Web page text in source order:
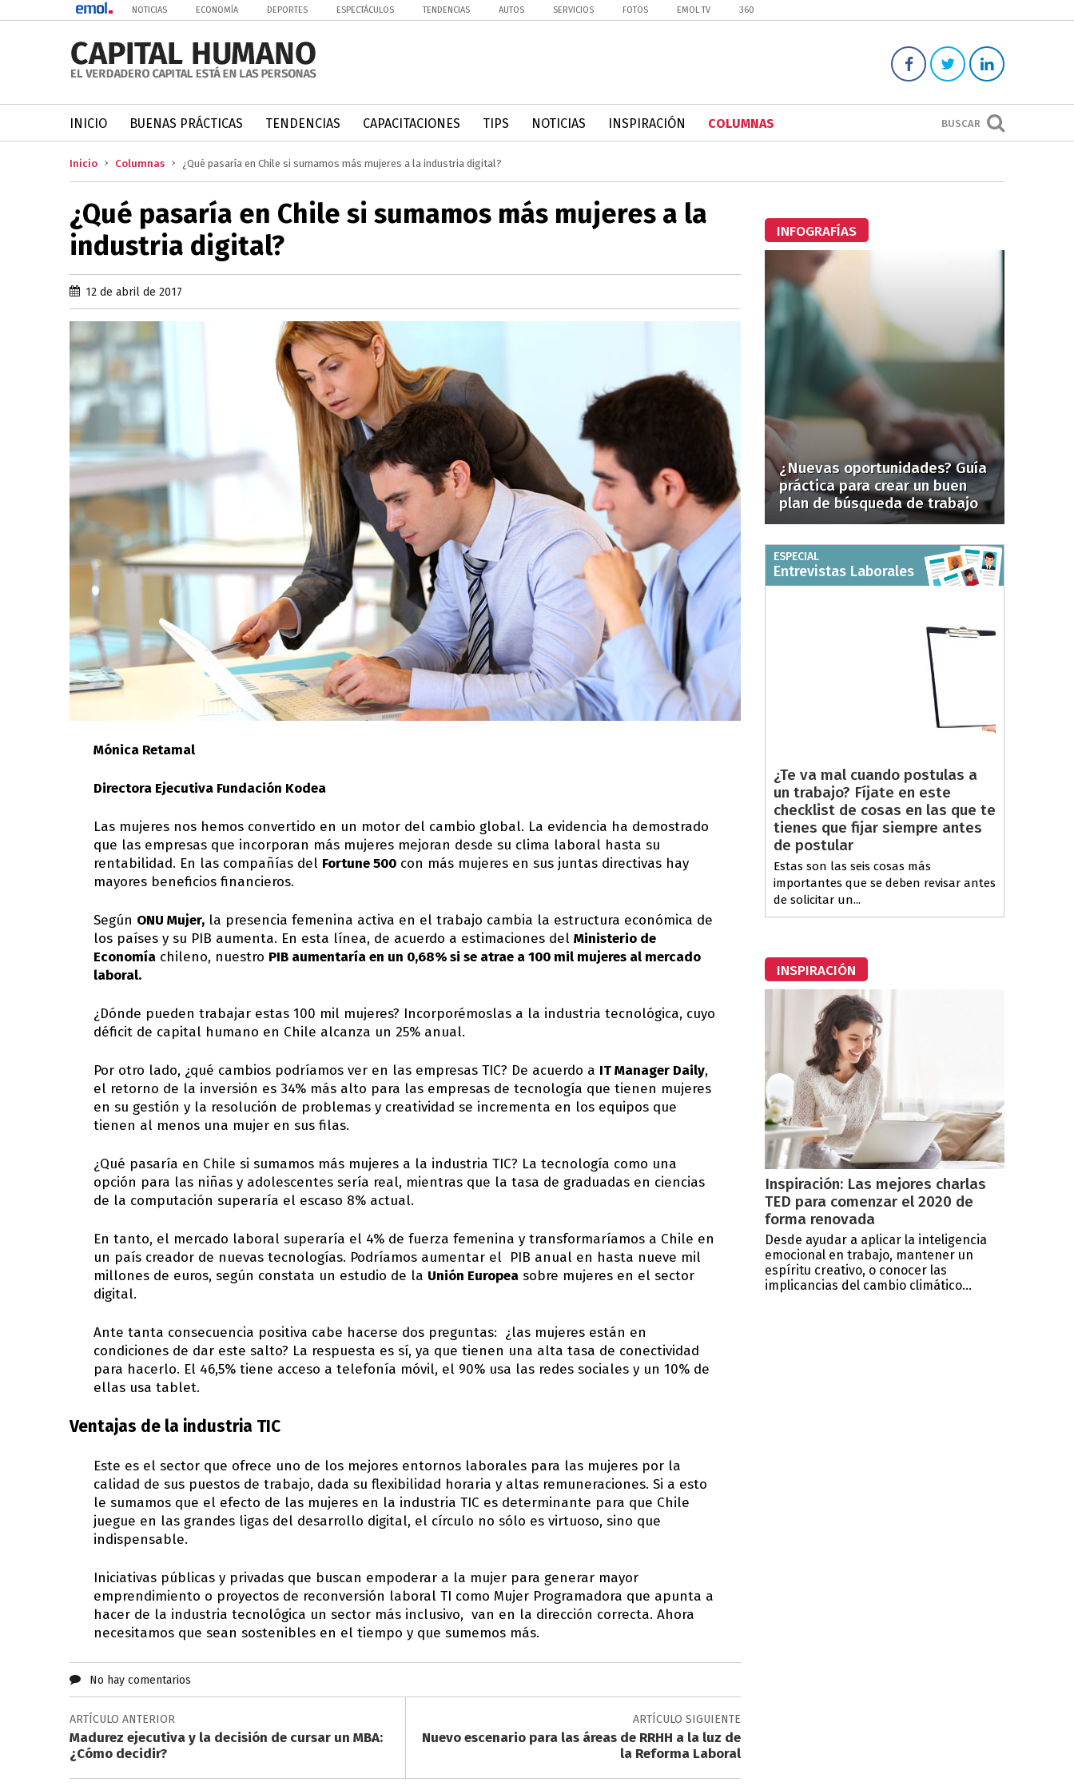
NOTICIAS ECONOMÍA DEPORTES ESPECTÁCULOS TENDENCIAS AUTOS SERVICIOS FOTOS EMOL TV 360
BUSCAR
INICIO BUENAS PRÁCTICAS TENDENCIAS CAPACITACIONES TIPS NOTICIAS INSPIRACIÓN COLUMNAS
Inicio Columnas ¿Qué pasaría en Chile si sumamos más mujeres a la industria digital?
¿Qué pasaría en Chile si sumamos más mujeres a la
industria digital?
12 de abril de 2017
Mónica Retamal
Directora Ejecutiva Fundación Kodea
Las mujeres nos hemos convertido en un motor del cambio global. La evidencia ha demostrado
que las empresas que incorporan más mujeres mejoran desde su clima laboral hasta su
rentabilidad. En las compañías del Fortune 500 con más mujeres en sus juntas directivas hay
mayores beneficios financieros.
Según ONU Mujer, la presencia femenina activa en el trabajo cambia la estructura económica de
los países y su PIB aumenta. En esta línea, de acuerdo a estimaciones del Ministerio de
Economía chileno, nuestro PIB aumentaría en un 0,68% si se atrae a 100 mil mujeres al mercado
laboral.
¿Dónde pueden trabajar estas 100 mil mujeres? Incorporémoslas a la industria tecnológica, cuyo
déficit de capital humano en Chile alcanza un 25% anual.
Por otro lado, ¿qué cambios podríamos ver en las empresas TIC? De acuerdo a IT Manager Daily,
el retorno de la inversión es 34% más alto para las empresas de tecnología que tienen mujeres
en su gestión y la resolución de problemas y creatividad se incrementa en los equipos que
tienen al menos una mujer en sus filas.
¿Qué pasaría en Chile si sumamos más mujeres a la industria TIC? La tecnología como una
opción para las niñas y adolescentes sería real, mientras que la tasa de graduadas en ciencias
de la computación superaría el escaso 8% actual.
En tanto, el mercado laboral superaría el 4% de fuerza femenina y transformaríamos a Chile en
un país creador de nuevas tecnologías. Podríamos aumentar el PIB anual en hasta nueve mil
millones de euros, según constata un estudio de la Unión Europea sobre mujeres en el sector
digital.
Ante tanta consecuencia positiva cabe hacerse dos preguntas: ¿las mujeres están en
condiciones de dar este salto? La respuesta es sí, ya que tienen una alta tasa de conectividad
para hacerlo. El 46,5% tiene acceso a telefonía móvil, el 90% usa las redes sociales y un 10% de
ellas usa tablet.
Ventajas de la industria TIC
Este es el sector que ofrece uno de los mejores entornos laborales para las mujeres por la
calidad de sus puestos de trabajo, dada su flexibilidad horaria y altas remuneraciones. Si a esto
le sumamos que el efecto de las mujeres en la industria TIC es determinante para que Chile
juegue en las grandes ligas del desarrollo digital, el círculo no sólo es virtuoso, sino que
indispensable.
Iniciativas públicas y privadas que buscan empoderar a la mujer para generar mayor
emprendimiento o proyectos de reconversión laboral TI como Mujer Programadora que apunta a
hacer de la industria tecnológica un sector más inclusivo, van en la dirección correcta. Ahora
necesitamos que sean sostenibles en el tiempo y que sumemos más.
No hay comentarios
ARTÍCULO ANTERIOR
Madurez ejecutiva y la decisión de cursar un MBA:
¿Cómo decidir?
ARTÍCULO SIGUIENTE
Nuevo escenario para las áreas de RRHH a la luz de
la Reforma Laboral
INFOGRAFÍAS
¿Nuevas oportunidades? Guía
práctica para crear un buen
plan de búsqueda de trabajo
ESPECIAL
Entrevistas Laborales
¿Te va mal cuando postulas a
un trabajo? Fíjate en este
checklist de cosas en las que te
tienes que fijar siempre antes
de postular
Estas son las seis cosas más
importantes que se deben revisar antes
de solicitar un...
INSPIRACIÓN
Inspiración: Las mejores charlas
TED para comenzar el 2020 de
forma renovada
Desde ayudar a aplicar la inteligencia
emocional en trabajo, mantener un
espíritu creativo, o conocer las
implicancias del cambio climático...